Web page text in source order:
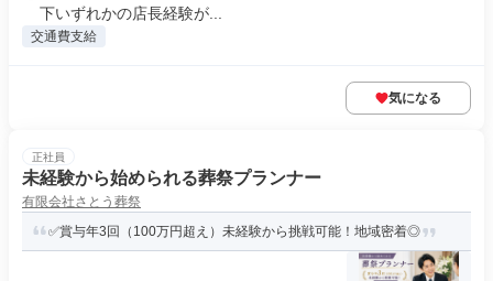
下いずれかの店長経験が...
交通費支給
気になる
正社員
未経験から始められる葬祭プランナー
有限会社さとう葬祭
✅賞与年3回（100万円超え）未経験から挑戦可能！地域密着◎